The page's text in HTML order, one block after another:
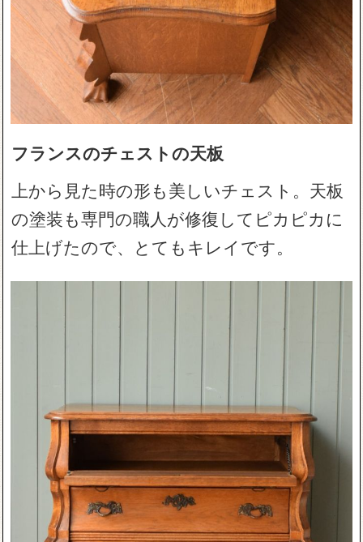
フランスのチェストの天板
上から見た時の形も美しいチェスト。天板
の塗装も専門の職人が修復してピカピカに
仕上げたので、とてもキレイです。